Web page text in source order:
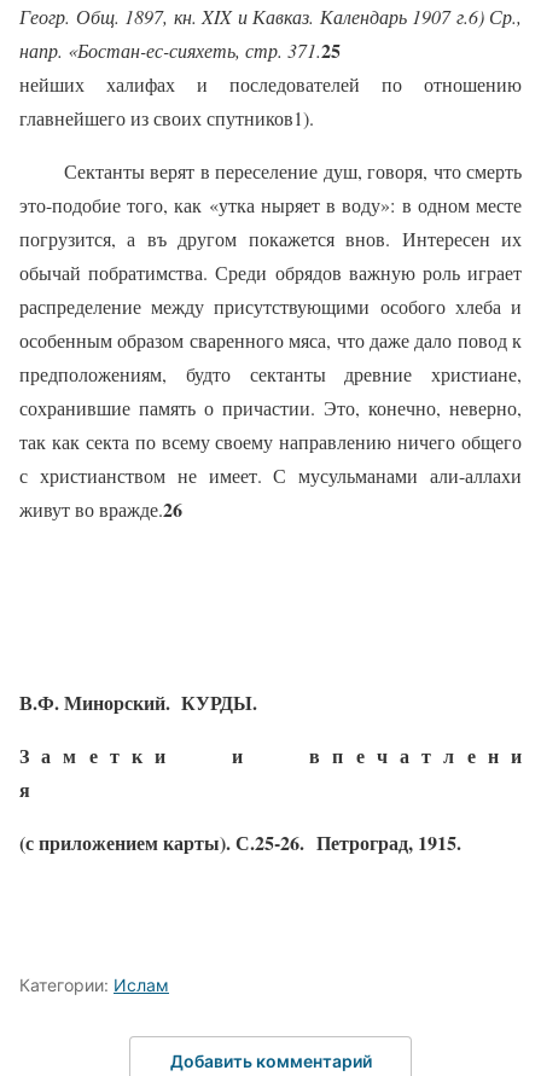
Геогр. Общ. 1897, кн. XIXи Кавказ. Календарь 1907 г.6) Ср.,
напр. «Бостан-ес-сияхеть, стр. 371.25
нейших халифах и последователей по отношению
главнейшего из своих спутников1).
Сектанты верят в переселение душ, говоря, что смерть
это-подобие того, как «утка ныряет в воду»: в одном месте
погрузится, а въ другом покажется внов. Интересен их
обычай побратимства. Среди обрядов важную роль играет
распределение между присут­ствующими особого хлеба и
особенным образом сваренного мяса, что даже дало повод к
предположениям, будто сектанты древние христиане,
сохранившие память о причастии. Это, конечно, неверно,
так как секта по всему своему направлению ничего общего
с христианством не имеет. С мусульманами али-аллахи
живут во вражде.26
В.Ф. Минорский. КУРДЫ.
З а м е т к и
и
в п е ч а т л е н и
я
(с приложением карты). С.25-26. Петроград, 1915.
Категории: Ислам
Добавить комментарий